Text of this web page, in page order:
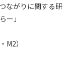
ながりに関する研
ー」
）